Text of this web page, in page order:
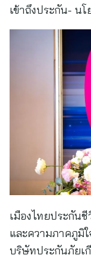
เข้าถึงประกัน- น
เมืองไทยประกัน
และความภาคภูมิใ
บริษัทประกันภัยเ